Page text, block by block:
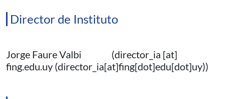
Director de Instituto
Jorge Faure Valbi (director_ia [at]
fing.edu.uy (director_ia[at]fing[dot]edu[dot]uy))